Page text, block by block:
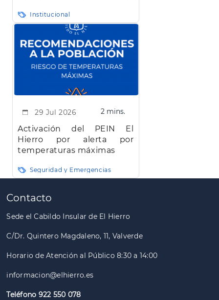
Hierro"
Institucional
29 Jul 2026 2 mins.
Activación del PEIN El
Hierro por alerta por
temperaturas máximas
Seguridad y Emergencias
Contacto
Sede el Cabildo Insular de El Hierro
C/Dr. Quintero Magdaleno, 11, Valverde
Horario de Atención al Público 8:30 a 14:00
informacion@elhierro.es
Teléfono 922 550 078